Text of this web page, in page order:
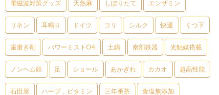
電磁波対策グッズ 天然麻 しぼりたて エンザミン
リネン 耳鳴り ドイツ コリ シルク 快適 くつ下
歯磨き剤 パワーミストO4 土鍋 南部鉄器 光触媒搭載
ノンヘム鉄 足 ショール あかぎれ カカオ 超高性能
石田屋 ハーブ，ビタミン 三年番茶 食塩無添加